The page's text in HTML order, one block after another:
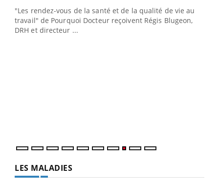
"Les rendez-vous de la santé et de la qualité de vie au
travail" de Pourquoi Docteur reçoivent Régis Blugeon,
DRH et directeur ...
LES MALADIES